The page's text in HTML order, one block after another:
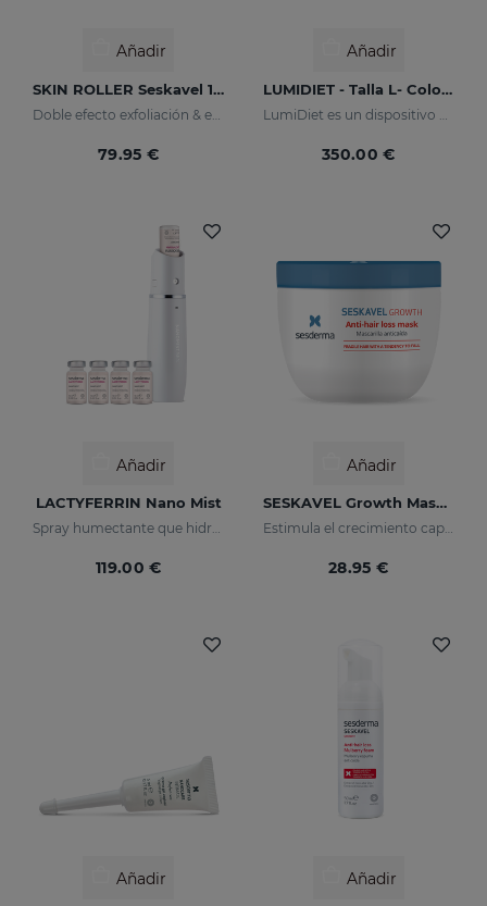
Añadir
SKIN ROLLER Seskavel 10ml
79.95 €
Añadir
LUMIDIET - Talla L- Color Negro
350.00 €
Añadir
LACTYFERRIN Nano Mist
Spray humectante que hidrata en profundidad, manteniendo en perfecto estado la piel (barrera natural)
119.00 €
Añadir
SESKAVEL Growth Mascarilla Anticaída
Estimula el crecimiento capilar
28.95 €
Añadir Añadir